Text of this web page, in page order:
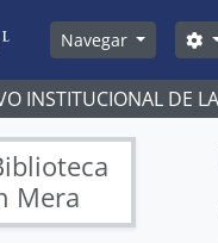
Navegar
INSTITUCIONAL DE
Mera